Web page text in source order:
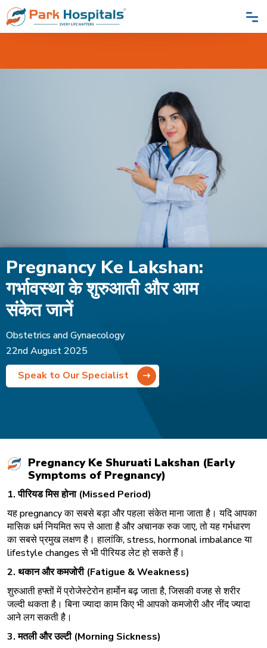
Pregnancy Ke Lakshan:
गर्भावस्था के शुरुआती और आम
संकेत जानें
Obstetrics and Gynaecology
22nd August 2025
Speak to Our Specialist
Pregnancy Ke Shuruati Lakshan (Early
Symptoms of Pregnancy)
1.पीरियडमिसहोना(Missed Period)
यह pregnancy का सबसे बड़ा और पहला संकेत माना जाता है। यदि आपका
मासिक धर्म नियमित रूप से आता है और अचानक रुक जाए, तो यह गर्भधारण
का सबसे प्रमुख लक्षण है। हालांकि,stress, hormonal imbalance या
lifestyle changes से भी पीरियड लेट हो सकते हैं।
2. थकानऔरकमजोरी(Fatigue & Weakness)
शुरुआती हफ्तों में प्रोजेस्टेरोन हार्मोन बढ़ जाता है, जिसकी वजह से शरीर
जल्दी थकता है। बिना ज्यादा काम किए भी आपको कमजोरी और नींद ज्यादा
आने लग सकती है।
3.मतलीऔरउल्टी(Morning Sickness)